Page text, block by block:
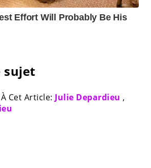
sujet
Cet Article: Julie Depardieu ,